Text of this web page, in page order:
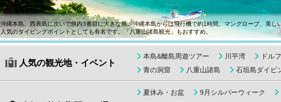
沖縄本島、西表島に次いで県内3番目に大きな島。沖縄本島からは飛行機で約1時間。マングローブ、美し
人気のダイビングポイントとしても有名です。「八重山諸島観光」もおすすめ。
人気の観光地・イベント
本島&離島周遊ツアー 川平湾
ドル
青の洞窟
八重山諸島 石垣島ダイビ
夏休み・お盆 9月シルバーウィーク